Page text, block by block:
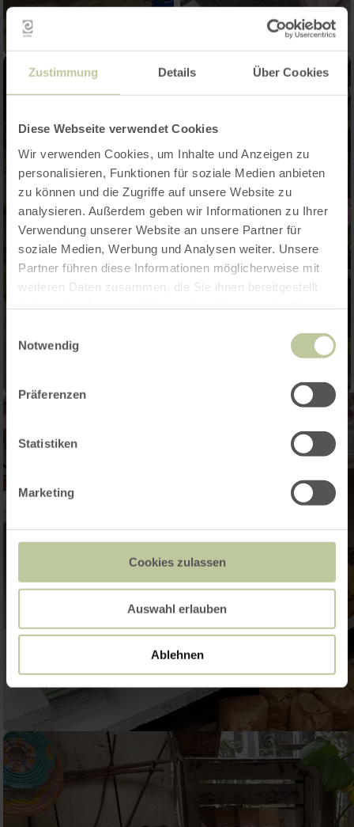
Zustimmung Details Über Cookies
Diese Webseite verwendet Cookies
Wir verwenden Cookies, um Inhalte und Anzeigen zu
personalisieren, Funktionen für soziale Medien anbieten
zu können und die Zugriffe auf unsere Website zu
analysieren. Außerdem geben wir Informationen zu Ihrer
Verwendung unserer Website an unsere Partner für
soziale Medien, Werbung und Analysen weiter. Unsere
Partner führen diese Informationen möglicherweise mit
weiteren Daten zusammen, die Sie ihnen bereitgestellt
Notwendig
Präferenzen
Statistiken
Marketing
Cookies zulassen
Auswahl erlauben
Ablehnen